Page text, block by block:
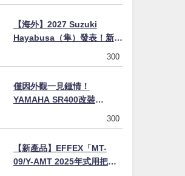
【海外】2027 Suzuki
Hayabusa（隼）發表！新增
新珍珠白塗裝與專屬配備登
300
僅因外觀一見鍾情！
YAMAHA SR400改裝
人生蛻變記
300
【新產品】EFFEX「MT-
09/Y-AMT 2025年式用把手